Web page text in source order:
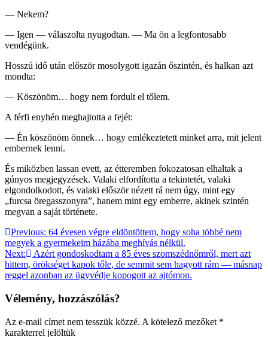
— Nekem?
— Igen — válaszolta nyugodtan. — Ma ön a legfontosabb
vendégünk.
Hosszú idő után először mosolygott igazán őszintén, és halkan azt
mondta:
— Köszönöm… hogy nem fordult el tőlem.
A férfi enyhén meghajtotta a fejét:
— Én köszönöm önnek… hogy emlékeztetett minket arra, mit jelent
embernek lenni.
És miközben lassan evett, az étteremben fokozatosan elhaltak a
gúnyos megjegyzések. Valaki elfordította a tekintetét, valaki
elgondolkodott, és valaki először nézett rá nem úgy, mint egy
„furcsa öregasszonyra”, hanem mint egy emberre, akinek szintén
megvan a saját története.
Bejegyzés
navigáció
Previous: 64 évesen végre eldöntöttem, hogy soha többé nem
megyek a gyermekeim házába meghívás nélkül.
Next:
Azért gondoskodtam a 85 éves szomszédnőmről, mert azt
hittem, örökséget kapok tőle, de semmit sem hagyott rám — másnap
reggel azonban az ügyvédje kopogott az ajtómon.
Vélemény, hozzászólás?
Az e-mail címet nem tesszük közzé. A kötelező mezőket *
karakterrel jelöltük